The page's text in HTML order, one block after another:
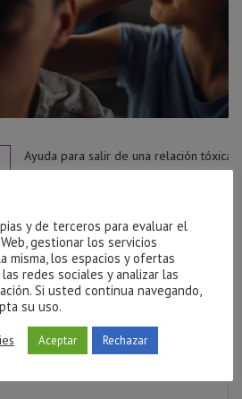
salir de una relación tóxica en Castellón
y de terceros para evaluar el
gestionar los servicios
misma, los espacios y ofertas
redes sociales y analizar las
Si usted continua navegando,
su uso.
Aceptar Rechazar